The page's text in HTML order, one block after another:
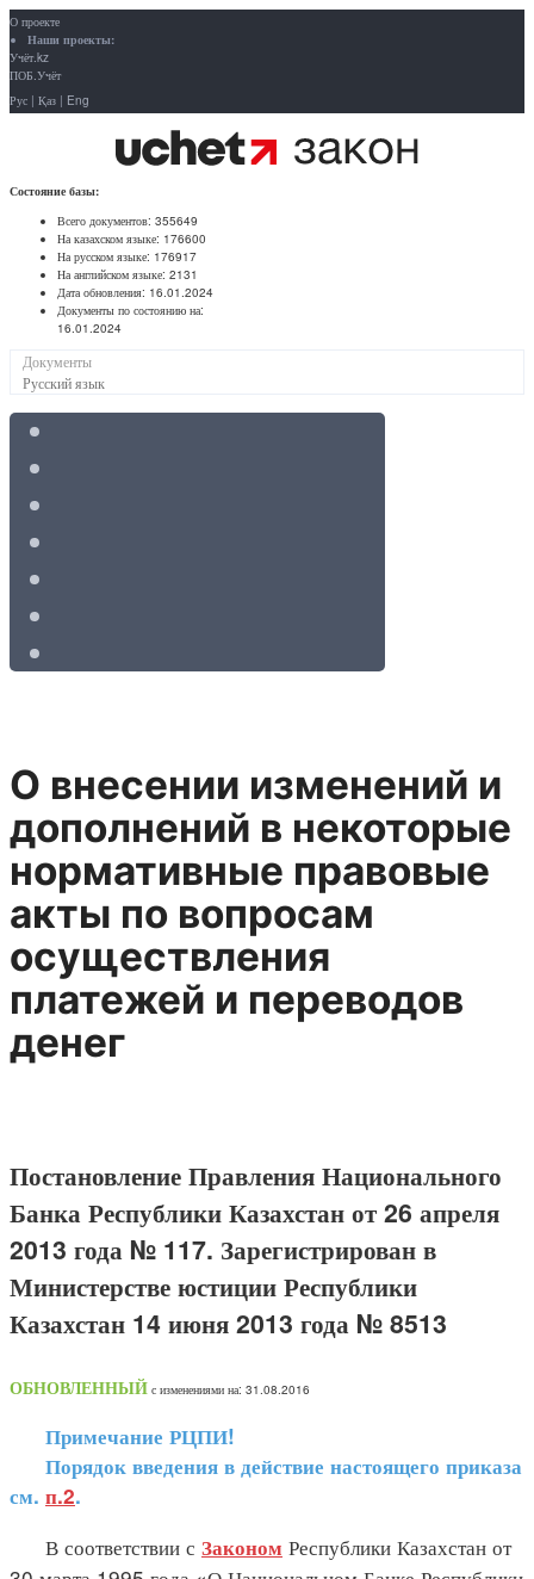
О проекте
Наши проекты:
Учёт.kz
ПОБ.Учёт
Рус | Қаз | Eng
Состояние базы:
Всего документов: 355649
На казахском языке: 176600
На русском языке: 176917
На английском языке: 2131
Дата обновления: 16.01.2024
Документы по состоянию на:
16.01.2024
Документы
Русский язык
О внесении изменений и
дополнений в некоторые
нормативные правовые
акты по вопросам
осуществления
платежей и переводов
денег
Постановление Правления Национального
Банка Республики Казахстан от 26 апреля
2013 года № 117. Зарегистрирован в
Министерстве юстиции Республики
Казахстан 14 июня 2013 года № 8513
ОБНОВЛЕННЫЙ с изменениями на: 31.08.2016
Примечание РЦПИ!
Порядок введения в действие настоящего приказа
см. п.2.
В соответствии с Законом Республики Казахстан от